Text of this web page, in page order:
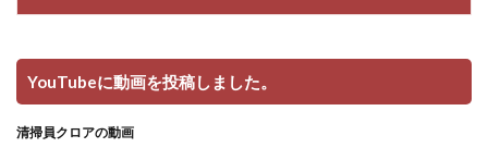
YouTubeに動画を投稿しました。
清掃員クロアの動画